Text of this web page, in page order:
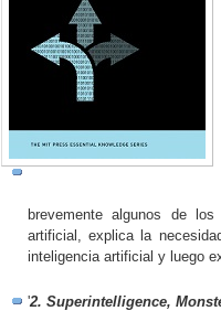
brevemente algunos de
artificial, explica la
inteligencia artificial y luego
'2. Superintelligence,